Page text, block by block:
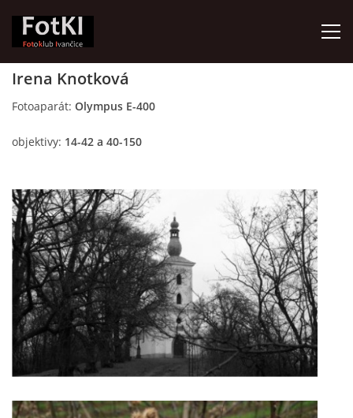
Ivančice, 664 91
Contact:
Petr Kudláček
Tel.: +420_77_67_09_017
© 2026 eStránky.cz |Updated: 2026-07-30
Irena Knotková
Fotoaparát: Olympus E-400
objektivy: 14-42 a 40-150